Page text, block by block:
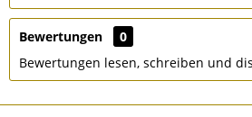
Bewertungen
0
Bewertungen lesen, schreiben und